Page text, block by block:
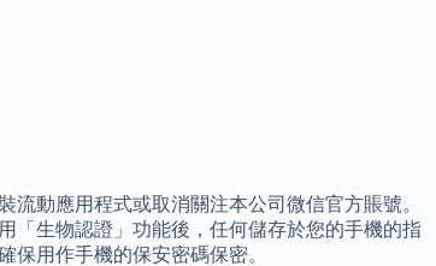
動應用程式或取消關注本公司微信官方賬號。
「生物認證」功能後，任何儲存於您的手機的指
用作手機的保安密碼保密。